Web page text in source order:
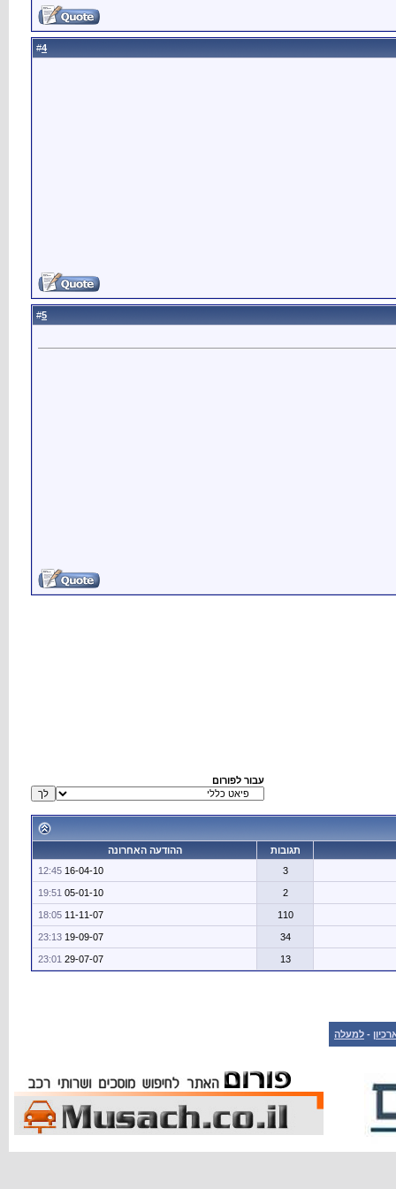
4
5
עבור לפורום
תגובות
ההודעה האחרונה
3
16-04-10
12:45
2
05-01-10
19:51
110
11-11-07
18:05
34
19-09-07
23:13
13
29-07-07
23:01
- למעלה